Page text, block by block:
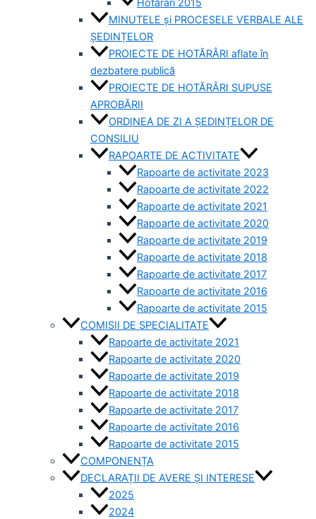
MINUTELE și PROCESELE VERBALE ALE
ȘEDINȚELOR
PROIECTE DE HOTĂRÂRI aflate în
dezbatere publică
PROIECTE DE HOTĂRÂRI SUPUSE
APROBĂRII
ORDINEA DE ZI A ȘEDINȚELOR DE
CONSILIU
RAPOARTE DE ACTIVITATE
Rapoarte de activitate 2023
Rapoarte de activitate 2022
Rapoarte de activitate 2021
Rapoarte de activitate 2020
Rapoarte de activitate 2019
Rapoarte de activitate 2018
Rapoarte de activitate 2017
Rapoarte de activitate 2016
Rapoarte de activitate 2015
COMISII DE SPECIALITATE
Rapoarte de activitate 2021
Rapoarte de activitate 2020
Rapoarte de activitate 2019
Rapoarte de activitate 2018
Rapoarte de activitate 2017
Rapoarte de activitate 2016
Rapoarte de activitate 2015
COMPONENȚA
DECLARAȚII DE AVERE ȘI INTERESE
2025
2024